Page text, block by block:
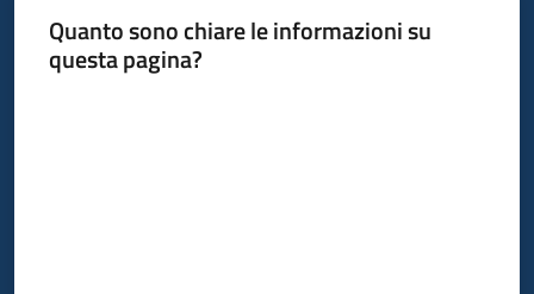
Quanto sono chiare le informazioni su
questa pagina?